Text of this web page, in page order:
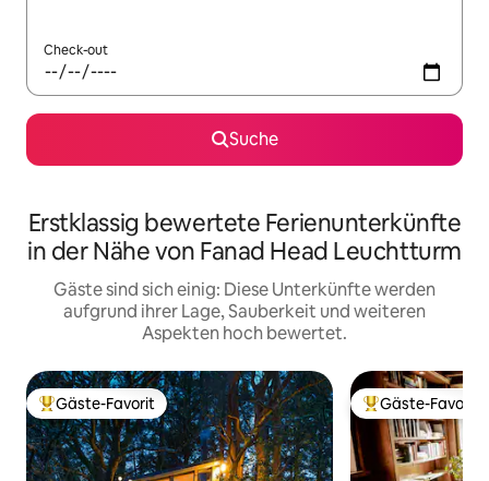
Check-out
Suche
Erstklassig bewertete Ferienunterkünfte
in der Nähe von Fanad Head Leuchtturm
Gäste sind sich einig: Diese Unterkünfte werden
aufgrund ihrer Lage, Sauberkeit und weiteren
Aspekten hoch bewertet.
Beliebter Gäste-Favorit.
Gäste-Favorit Beliebter Gäste-
Gäste-Favorit